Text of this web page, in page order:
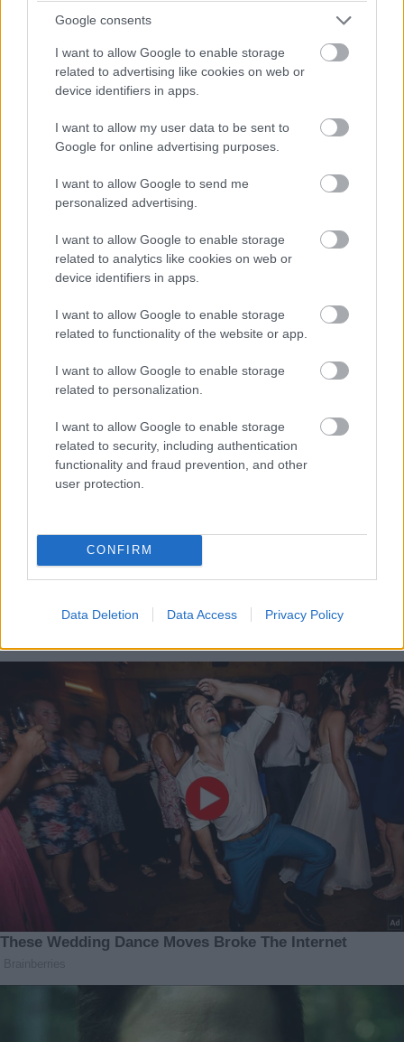
Google consents
I want to allow Google to enable storage
related to advertising like cookies on web or
device identifiers in apps.
I want to allow my user data to be sent to
Google for online advertising purposes.
I want to allow Google to send me
personalized advertising.
I want to allow Google to enable storage
related to analytics like cookies on web or
device identifiers in apps.
I want to allow Google to enable storage
related to functionality of the website or app.
I want to allow Google to enable storage
related to personalization.
I want to allow Google to enable storage
related to security, including authentication
functionality and fraud prevention, and other
user protection.
CONFIRM
Data Deletion Data Access Privacy Policy